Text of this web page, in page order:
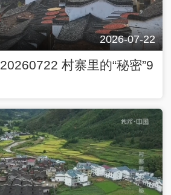
2026-07-22
20260722 村寨里的“秘密”9